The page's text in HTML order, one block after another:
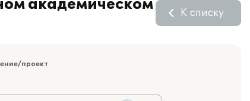
академическом
К списку
проект